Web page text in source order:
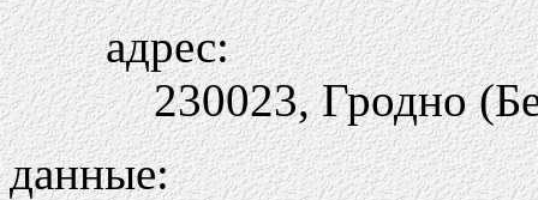
адрес:
230023, Гродно
данные: